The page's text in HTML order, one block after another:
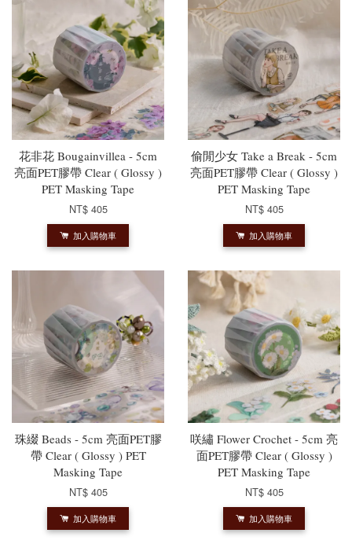
花非花 Bougainvillea - 5cm
亮面PET膠帶 Clear ( Glossy )
PET Masking Tape
NT$ 405
加入購物車
偷閒少女 Take a Break - 5cm
亮面PET膠帶 Clear ( Glossy )
PET Masking Tape
NT$ 405
加入購物車
珠綴 Beads - 5cm 亮面PET膠
帶 Clear ( Glossy ) PET
Masking Tape
NT$ 405
加入購物車
咲繡 Flower Crochet - 5cm 亮
面PET膠帶 Clear ( Glossy )
PET Masking Tape
NT$ 405
加入購物車